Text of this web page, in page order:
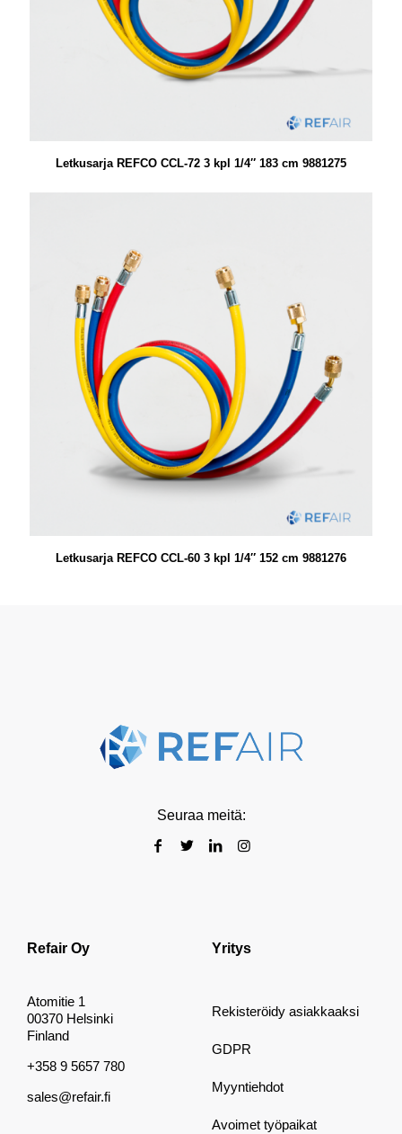
Letkusarja REFCO CCL-72 3 kpl 1/4″ 183 cm 9881275
Letkusarja REFCO CCL-60 3 kpl 1/4″ 152 cm 9881276
Seuraa meitä:
Refair Oy
Atomitie 1
00370 Helsinki
Finland
+358 9 5657 780
sales@refair.fi
Yritys
Rekisteröidy asiakkaaksi
GDPR
Myyntiehdot
Avoimet työpaikat